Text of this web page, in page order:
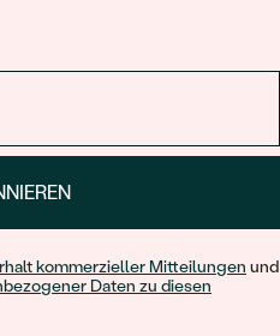
kommerzieller Mitteilungen und
Daten zu diesen